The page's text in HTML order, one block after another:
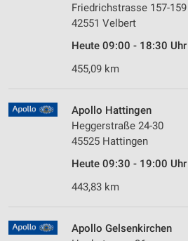
Friedrichstrasse 157-159
42551 Velbert
Heute 09:00 - 18:30 Uhr
455,09 km
Apollo Hattingen
Heggerstraße 24-30
45525 Hattingen
Heute 09:30 - 19:00 Uhr
443,83 km
Apollo Gelsenkirchen
Verwendung reduzierter Daten zur
IAB-Besonderheiten:
Verwendung genauer Standortdaten
Geräte anhand von aktiv
Informationen identifizieren
Nicht-IAB-Verarbeitungszwecke:
Performance